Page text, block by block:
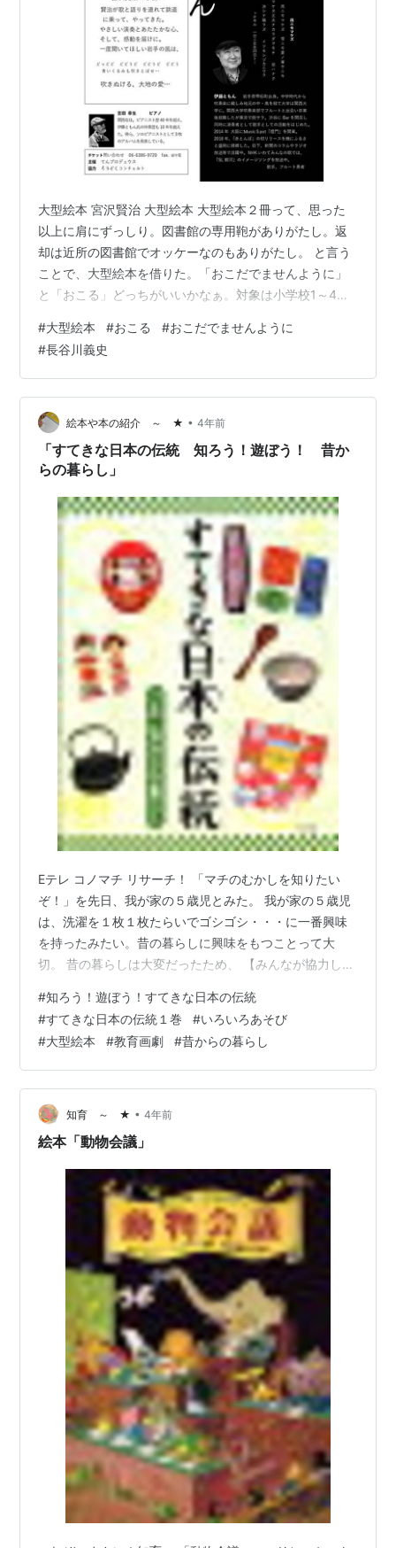
大型絵本 宮沢賢治 大型絵本 大型絵本２冊って、思った
以上に肩にずっしり。図書館の専用鞄がありがたし。返
却は近所の図書館でオッケーなのもありがたし。 と言う
ことで、大型絵本を借りた。「おこだでませんように」
と「おこる」どっちがいいかなぁ。対象は小学校1～4年
の話。 良いなぁと思いつつ、「おこだでませんように」
は大人が読んで子供を抱きしめる本のような気もし
て……。子供自身はどう受け止めるのかなぁと、ちょっと
悩む。親子が一緒の場でこその作品なのかなぁと言う気
が。 そう言う意味では「おこる」がいいかなぁ。 月曜日
に読んだ児童書「れいぞうこのなつやすみ…
#大型絵本 #おこる #おこだでませんように
#長谷川義史
絵本や本の紹介 ～ ★ • 4年前
「すてきな日本の伝統 知ろう！遊ぼう！ 昔か
らの暮らし」
Eテレ コノマチ リサーチ！ 「マチのむかしを知りたい
ぞ！」を先日、我が家の５歳児とみた。 我が家の５歳児
は、洗濯を１枚１枚たらいでゴシゴシ・・・に一番興味
を持ったみたい。昔の暮らしに興味をもつことって大
切。 昔の暮らしは大変だったため、 【みんなが協力しな
いという思いと共に少しずつ変化していったこともわか
った。 NHK for Schoolで好きな時にみれるのが嬉しい。
https://www2.nhk.or.jp/school/movie/outline.cgi?
das_id=D0005120426_00000 【楽しいポイント♪】 ※
５…
#知ろう！遊ぼう！すてきな日本の伝統
#すてきな日本の伝統１巻 #いろいろあそび
#大型絵本 #教育画劇 #昔からの暮らし
知育 ～ ★ • 4年前
絵本「動物会議」